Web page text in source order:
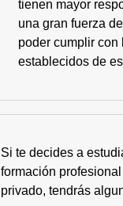
tienen mayor
una gran fuerza
poder cumplir con
establecidos de
Si te decides a
formación
privado, tendrás